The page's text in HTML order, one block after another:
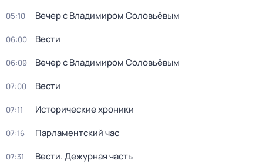
05:10 Вечер с Владимиром Соловьёвым
06:00 Вести
06:09 Вечер с Владимиром Соловьёвым
07:00 Вести
07:11 Исторические хроники
07:16 Парламентский час
07:31 Вести. Дежурная часть